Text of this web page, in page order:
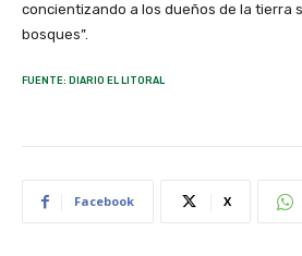
concientizando a los dueños de la tierra
bosques”.
FUENTE: DIARIO EL LITORAL
Facebook X